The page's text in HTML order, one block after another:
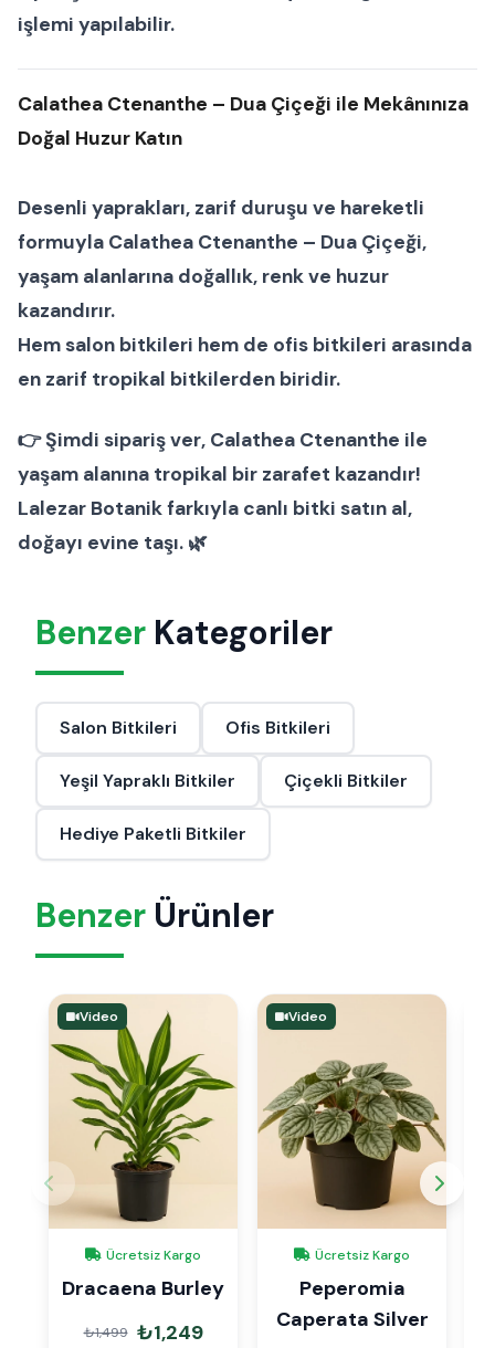
işlemi yapılabilir.
Calathea Ctenanthe – Dua Çiçeği ile Mekânınıza
Doğal Huzur Katın
Desenli yaprakları, zarif duruşu ve hareketli
formuyla Calathea Ctenanthe – Dua Çiçeği,
yaşam alanlarına doğallık, renk ve huzur
kazandırır.
Hemsalon bitkileri hem de ofis bitkileri arasında
en zarif tropikal bitkilerden biridir.
👉Şimdi sipariş ver, Calathea Ctenanthe ile
yaşam alanına tropikal bir zarafet kazandır!
Lalezar Botanikfarkıyla canlı bitki satın al,
doğayı evine taşı. 🌿
Benzer Kategoriler
Salon Bitkileri Ofis Bitkileri
Yeşil Yapraklı Bitkiler Çiçekli Bitkiler
Hediye Paketli Bitkiler
Benzer Ürünler
Video
Ücretsiz Kargo
Dracaena Burley
₺1,499 ₺1,249
Video
Ücretsiz Kargo
Peperomia
Caperata Silver